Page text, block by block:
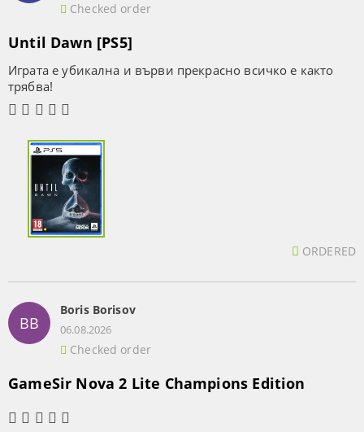
Checked order
Until Dawn [PS5]
Играта е убикална и върви прекрасно всичко е както
трябва!
ORDERED
BB
Boris Borisov
06.08.2026
Checked order
GameSir Nova 2 Lite Champions Edition